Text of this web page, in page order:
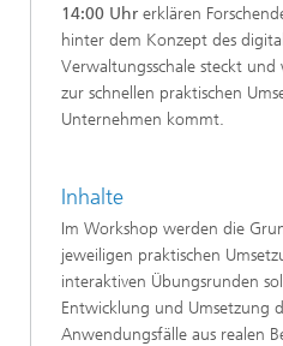
14:00 Uhr erklären
hinter dem Konzept des
Verwaltungsschale steckt
zur schnellen praktischen
Unternehmen kommt.
Inhalte
Im Workshop werden die
jeweiligen praktischen
interaktiven Übungsrunden
Entwicklung und Umsetzung
Anwendungsfälle aus realen